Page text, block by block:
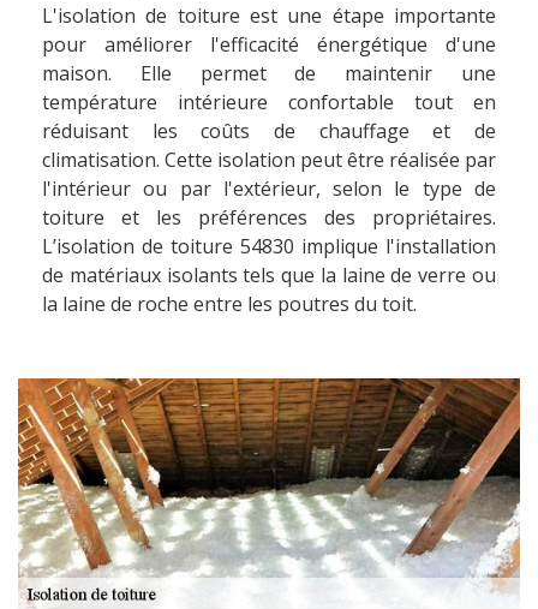
L'isolation de toiture est une étape importante
pour améliorer l'efficacité énergétique d'une
maison. Elle permet de maintenir une
température intérieure confortable tout en
réduisant les coûts de chauffage et de
climatisation. Cette isolation peut être réalisée par
l'intérieur ou par l'extérieur, selon le type de
toiture et les préférences des propriétaires.
L’isolation de toiture 54830 implique l'installation
de matériaux isolants tels que la laine de verre ou
la laine de roche entre les poutres du toit.